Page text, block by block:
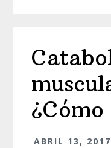
ABRIL 13, 2017